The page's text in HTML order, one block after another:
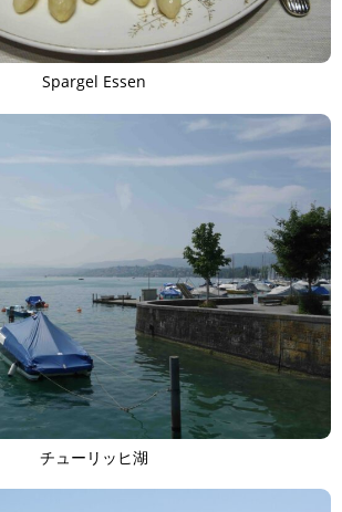
PEOPLE RANKING
ESSAYS POP CULTURE JP-SOCIETY
REVIEWS ARTICLES
Spargel Essen
チューリッヒ湖